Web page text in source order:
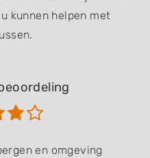
kunnen helpen met
en omgeving